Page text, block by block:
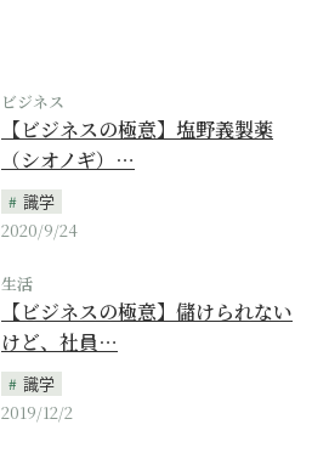
ビジネス
【ビジネスの極意】塩野義製薬
（シオノギ）…
識学
2020/9/24
生活
【ビジネスの極意】儲けられない
けど、社員…
識学
2019/12/2